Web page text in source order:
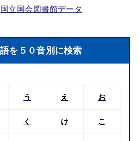
国立国会図書館データ
を５０音別に検索
う え お
く け こ